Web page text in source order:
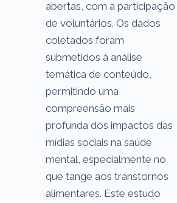
abertas, com a participação
de voluntários. Os dados
coletados foram
submetidos à análise
temática de conteúdo,
permitindo uma
compreensão mais
profunda dos impactos das
mídias sociais na saúde
mental, especialmente no
que tange aos transtornos
alimentares. Este estudo